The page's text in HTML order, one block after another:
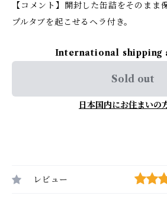
【コメント】開封した缶詰をそのまま
プルタブを起こせるヘラ付き。
International shipping
Sold out
日本国内にお住まいの
レビュー